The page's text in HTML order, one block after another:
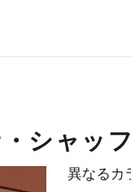
シャッ
異なるカ